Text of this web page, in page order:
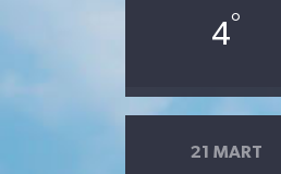
4°
21 MART